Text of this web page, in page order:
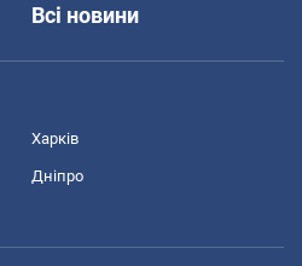
Всі новини
Харків
Дніпро